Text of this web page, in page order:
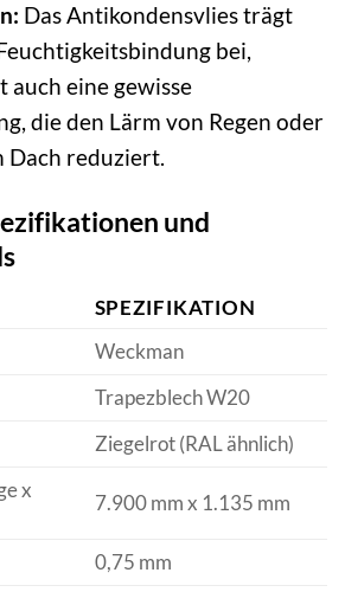
Das Antikondensvlies trägt
bei,
auch eine gewisse
die den Lärm von Regen oder
Dach reduziert.
und
SPEZIFIKATION
Weckman
Trapezblech W20
Ziegelrot (RAL ähnlich)
x
7.900 mm x 1.135 mm
0,75 mm